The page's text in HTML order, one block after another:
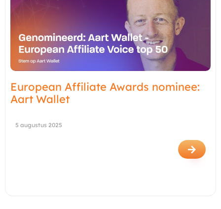
European Affiliate Awards nominee:
Aart Wallet
5 augustus 2025